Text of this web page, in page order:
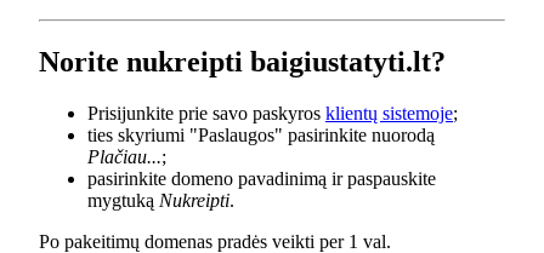
Norite nukreipti baigiustatyti.lt?
Prisijunkite prie savo paskyros klientų sistemoje;
ties skyriumi "Paslaugos" pasirinkite nuorodą
Plačiau...;
pasirinkite domeno pavadinimą ir paspauskite
mygtuką Nukreipti.
Po pakeitimų domenas pradės veikti per 1 val.